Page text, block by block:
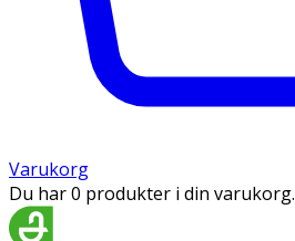
Varukorg
Du har 0 produkter i din varukorg.